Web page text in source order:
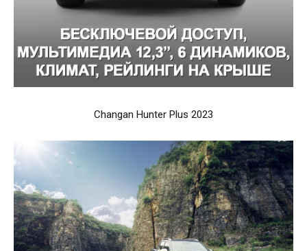
Changan Hunter Plus 2023